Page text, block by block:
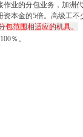
业的分包业务， 加洲
资本金的5倍。高级工不
范围相适应的机具。
％。